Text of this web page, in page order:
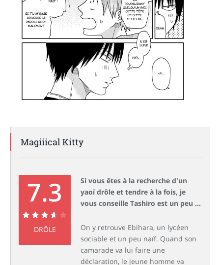
Magiiical Kitty
7.3
7.3
DRÔLE
Si vous êtes à la recherche d'un
yaoï drôle et tendre à la fois, je
vous conseille Tashiro est un peu ...
On y retrouve Ebihara, un lycéen
sociable et un peu naïf. Quand son
camarade va lui faire une
déclaration, le jeune homme va